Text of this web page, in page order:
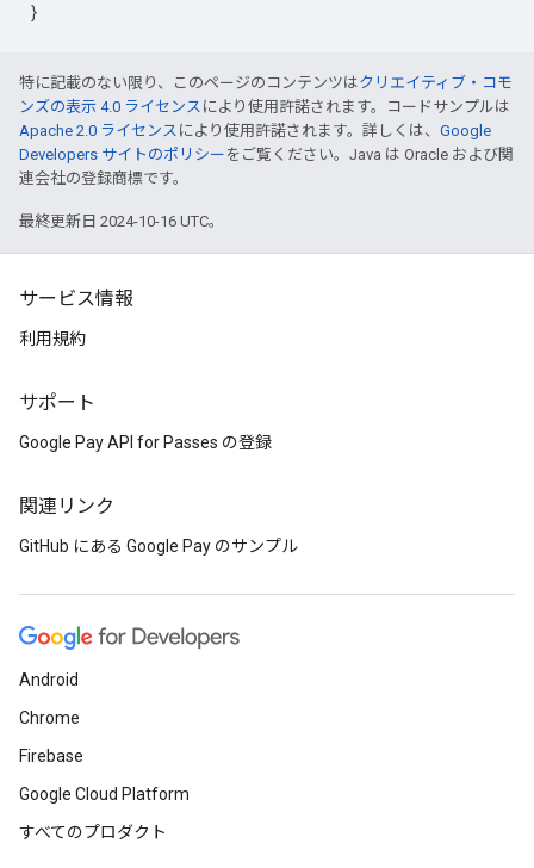
特に記載のない限り、このページのコンテンツはクリエイティブ・コモ
ンズの表示 4.0 ライセンス により使用許諾されます。コードサンプルは
Apache 2.0 ライセンス により使用許諾されます。詳しくは、 Google
Developers サイトのポリシー をご覧ください。Java は Oracle および関
連会社の登録商標です。
最終更新日 2024-10-16 UTC。
サービス情報
利用規約
サポート
Google Pay API for Passes の登録
関連リンク
GitHub にある Google Pay のサンプル
Android
Chrome
Firebase
Google Cloud Platform
すべてのプロダクト